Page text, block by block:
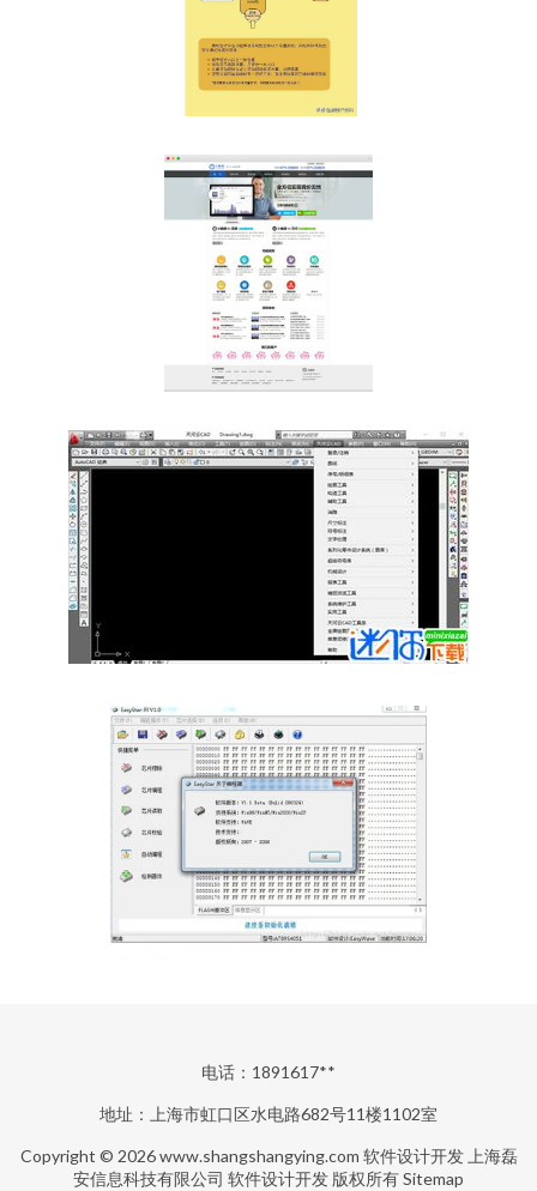
电话：1891617**
地址：上海市虹口区水电路682号11楼1102室
Copyright © 2026www.shangshangying.com 软件设计开发 上海磊
安信息科技有限公司 软件设计开发 版权所有Sitemap